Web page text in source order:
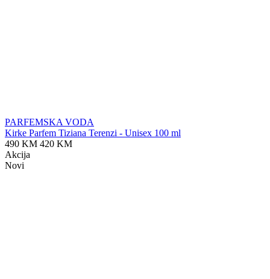
PARFEMSKA VODA
Kirke Parfem Tiziana Terenzi - Unisex 100 ml
490 KM 420 KM
Akcija
Novi